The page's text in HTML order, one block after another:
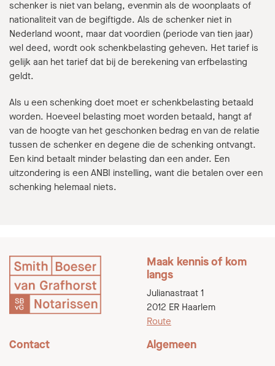
schenker is niet van belang, evenmin als de woonplaats of
nationaliteit van de begiftigde. Als de schenker niet in
Nederland woont, maar dat voordien (periode van tien jaar)
wel deed, wordt ook schenkbelasting geheven. Het tarief is
gelijk aan het tarief dat bij de berekening van erfbelasting
geldt.
Als u een schenking doet moet er schenkbelasting betaald
worden. Hoeveel belasting moet worden betaald, hangt af
van de hoogte van het geschonken bedrag en van de relatie
tussen de schenker en degene die de schenking ontvangt.
Een kind betaalt minder belasting dan een ander. Een
uitzondering is een ANBI instelling, want die betalen over een
schenking helemaal niets.
Maak kennis of kom
langs
Julianastraat 1
2012 ER Haarlem
Route
Contact Algemeen